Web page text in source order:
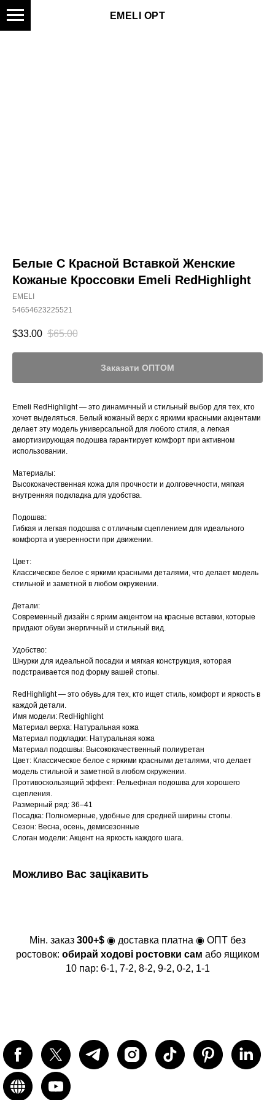
EMELI OPT
Белые С Красной Вставкой Женские
Кожаные Кроссовки Emeli RedHighlight
EMELI
54654623225521
$33.00 $65.00
Заказати ОПТОМ
Emeli RedHighlight — это динамичный и стильный выбор для тех, кто
хочет выделяться. Белый кожаный верх с яркими красными акцентами
делает эту модель универсальной для любого стиля, а легкая
амортизирующая подошва гарантирует комфорт при активном
использовании.
Материалы:
Высококачественная кожа для прочности и долговечности, мягкая
внутренняя подкладка для удобства.
Подошва:
Гибкая и легкая подошва с отличным сцеплением для идеального
комфорта и уверенности при движении.
Цвет:
Классическое белое с яркими красными деталями, что делает модель
стильной и заметной в любом окружении.
Детали:
Современный дизайн с ярким акцентом на красные вставки, которые
придают обуви энергичный и стильный вид.
Удобство:
Шнурки для идеальной посадки и мягкая конструкция, которая
подстраивается под форму вашей стопы.
RedHighlight — это обувь для тех, кто ищет стиль, комфорт и яркость в
каждой детали.
Имя модели: RedHighlight
Материал верха: Натуральная кожа
Материал подкладки: Натуральная кожа
Материал подошвы: Высококачественный полиуретан
Цвет: Классическое белое с яркими красными деталями, что делает
модель стильной и заметной в любом окружении.
Противоскользящий эффект: Рельефная подошва для хорошего
сцепления.
Размерный ряд: 36–41
Посадка: Полномерные, удобные для средней ширины стопы.
Сезон: Весна, осень, демисезонные
Слоган модели: Акцент на яркость каждого шага.
Можливо Вас зацікавить
Мін. заказ 300+$ ◉ доставка платна ◉ ОПТ без
ростовок: обирай ходові ростовки сам або ящиком
10 пар: 6-1, 7-2, 8-2, 9-2, 0-2, 1-1